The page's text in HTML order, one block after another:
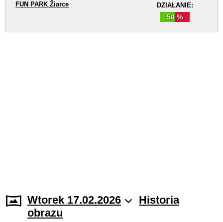
DZIAŁANIE:
50 %
FUN PARK Žiarce
Wtorek 17.02.2026
Historia
obrazu